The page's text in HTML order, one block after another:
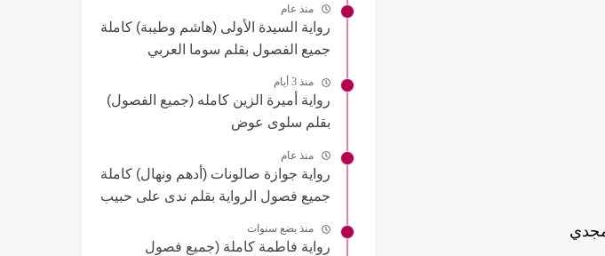
منذ عام
رواية السيدة الأولى (هاشم وطيبة) كاملة
جميع الفصول بقلم سوما العربي
منذ 3 أيام
رواية أميرة الزين كامله (جميع الفصول)
بقلم سلوى عوض
منذ عام
رواية جوازة صالونات (أدهم ونهال) كاملة
جميع فصول الرواية بقلم ندى على حبيب
منذ بضع سنوات
رواية فاطمة كاملة (جميع فصول